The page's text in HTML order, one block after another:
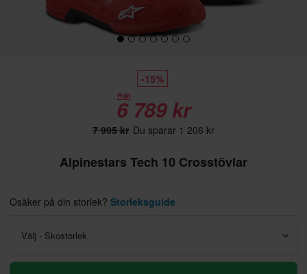
-15%
Från
6 789 kr
7 995 kr Du sparar 1 206 kr
Alpinestars Tech 10 Crosstövlar
Osäker på din storlek? Storleksguide
Välj - Skostorlek